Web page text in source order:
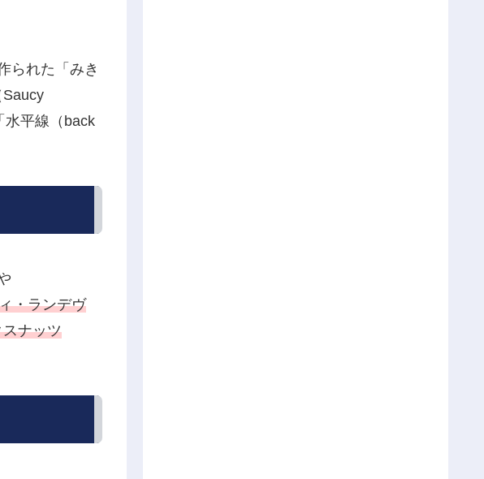
られた「みき
Saucy
水平線（back
・ランデヴ
ナッツ